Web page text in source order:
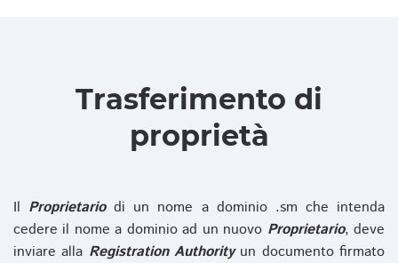
Trasferimento di
proprietà
Il Proprietariodi un nome a dominio .sm che intenda
cedere il nome a dominio ad un nuovo Proprietario, deve
inviare alla Registration Authorityun documento firmato